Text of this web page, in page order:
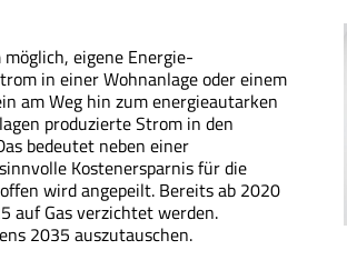
eigene Energie-
in einer Wohnanlage oder einem
am Weg hin zum energieautarken
produzierte Strom in den
bedeutet neben einer
Kostenersparnis für die
wird angepeilt. Bereits ab 2020
auf Gas verzichtet werden.
2035 auszutauschen.